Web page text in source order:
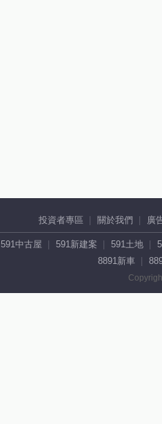
投資者專區 關於我們 廣
591中古屋 591新建案 591土地
8891新車